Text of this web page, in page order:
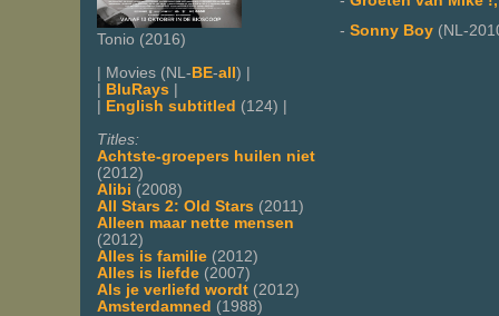
Tonio (2016)
| Movies (NL-BE-all) |
| BluRays |
| English subtitled (124) |
Titles:
Achtste-groepers huilen niet
(2012)
Alibi (2008)
All Stars 2: Old Stars (2011)
Alleen maar nette mensen
(2012)
Alles is familie (2012)
Alles is liefde (2007)
Als je verliefd wordt (2012)
Amsterdamned (1988)
- Sonny Boy (NL-